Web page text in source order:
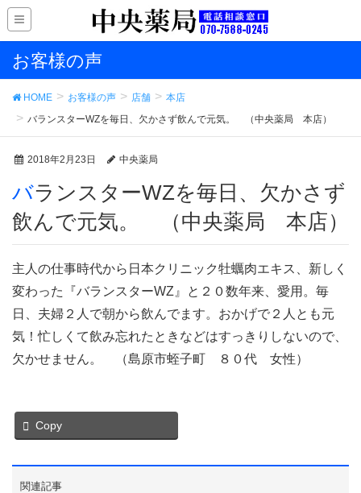
お客様の声
HOME お客様の声 店舗
本店
バランスターWZを毎日、欠かさず飲んで元気。 （中央薬局 本店）
2018年2月23日 中央薬局
バランスターWZを毎日、欠かさず
飲んで元気。 （中央薬局 本店）
主人の仕事時代から日本クリニック牡蠣肉エキス、新しく
変わった『バランスターWZ』と２０数年来、愛用。毎
日、夫婦２人で朝から飲んでます。おかげで２人とも元
気！忙しくて飲み忘れたときなどはすっきりしないので、
欠かせません。 （島原市蛭子町 ８０代 女性）
Copy
関連記事